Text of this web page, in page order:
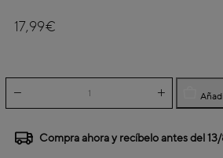
17,99€
Compra ahora y recíbelo antes del